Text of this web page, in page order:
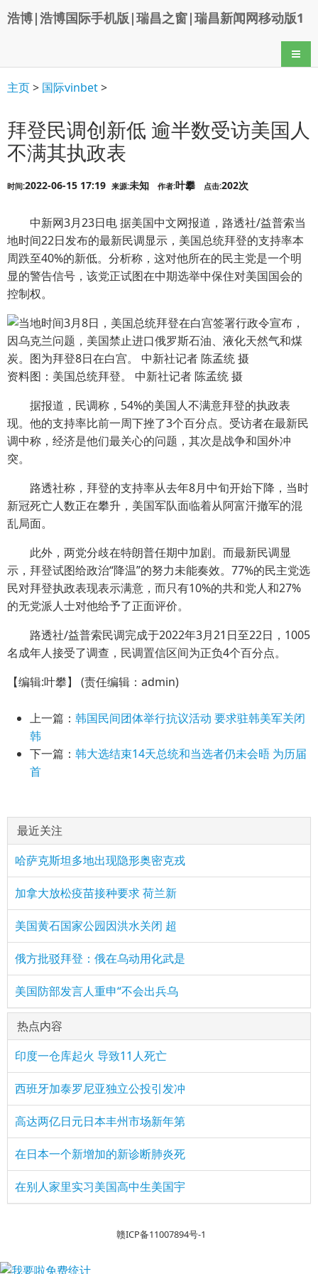
浩博|浩博国际手机版|瑞昌之窗|瑞昌新闻网移动版1
导航
主页> 国际vinbet>
拜登民调创新低 逾半数受访美国人
不满其执政表
时间:2022-06-15 17:19 来源:未知 作者:叶攀 点击:202次
中新网3月23日电 据美国中文网报道，路透社/益普索当
地时间22日发布的最新民调显示，美国总统拜登的支持率本
周跌至40%的新低。分析称，这对他所在的民主党是一个明
显的警告信号，该党正试图在中期选举中保住对美国国会的
控制权。
资料图：美国总统拜登。 中新社记者 陈孟统 摄
据报道，民调称，54%的美国人不满意拜登的执政表
现。他的支持率比前一周下挫了3个百分点。受访者在最新民
调中称，经济是他们最关心的问题，其次是战争和国外冲
突。
路透社称，拜登的支持率从去年8月中旬开始下降，当时
新冠死亡人数正在攀升，美国军队面临着从阿富汗撤军的混
乱局面。
此外，两党分歧在特朗普任期中加剧。而最新民调显
示，拜登试图给政治“降温”的努力未能奏效。77%的民主党选
民对拜登执政表现表示满意，而只有10%的共和党人和27%
的无党派人士对他给予了正面评价。
路透社/益普索民调完成于2022年3月21日至22日，1005
名成年人接受了调查，民调置信区间为正负4个百分点。
【编辑:叶攀】 (责任编辑：admin)
上一篇： 韩国民间团体举行抗议活动 要求驻韩美军关闭
韩
下一篇： 韩大选结束14天总统和当选者仍未会晤 为历届
首
最近关注
哈萨克斯坦多地出现隐形奥密克戎
加拿大放松疫苗接种要求 荷兰新
美国黄石国家公园因洪水关闭 超
俄方批驳拜登：俄在乌动用化武是
美国防部发言人重申“不会出兵乌
热点内容
印度一仓库起火 导致11人死亡
西班牙加泰罗尼亚独立公投引发冲
高达两亿日元日本丰州市场新年第
在日本一个新增加的新诊断肺炎死
在别人家里实习美国高中生美国宇
赣ICP备11007894号-1